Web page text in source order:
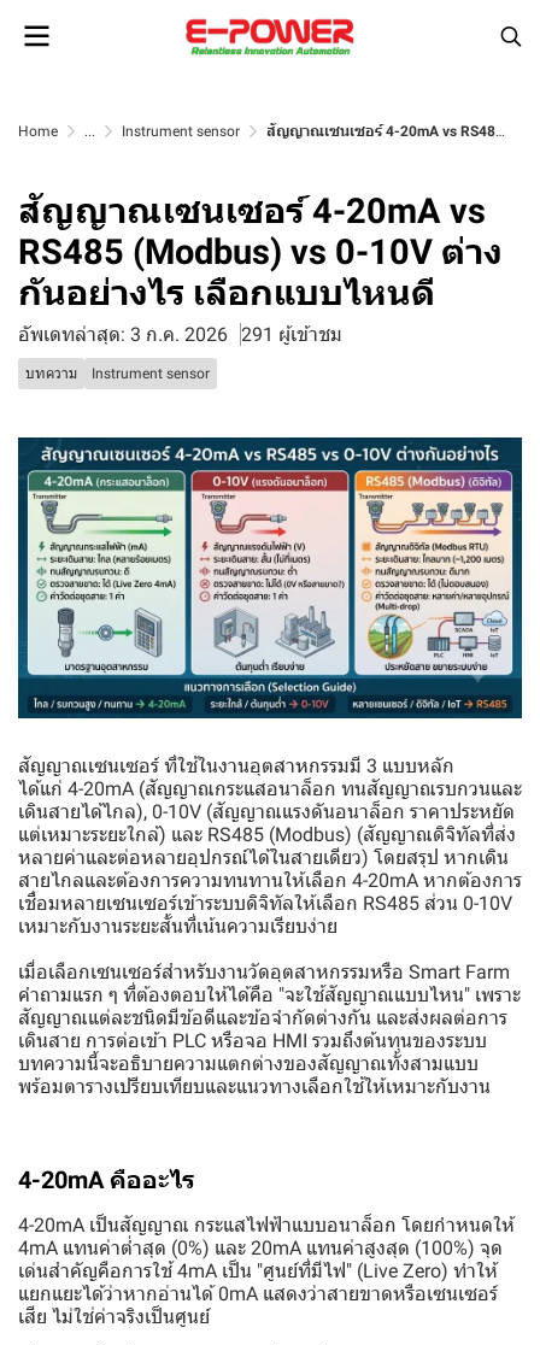
Home ... Instrument sensor สัญญาณเซนเซอร์ 4-20mA vs RS485 (Modbus) vs 0-10V ต่างกันอย่างไร เลือกแบบไหนดี
สัญญาณเซนเซอร์ 4-20mA vs
RS485 (Modbus) vs 0-10V ต่าง
กันอย่างไร เลือกแบบไหนดี
อัพเดทล่าสุด: 3 ก.ค. 2026 291 ผู้เข้าชม
บทความ Instrument sensor
สัญญาณเซนเซอร์ ที่ใช้ในงานอุตสาหกรรมมี 3 แบบหลัก
ได้แก่ 4-20mA (สัญญาณกระแสอนาล็อก ทนสัญญาณรบกวนและ
เดินสายได้ไกล), 0-10V (สัญญาณแรงดันอนาล็อก ราคาประหยัด
แต่เหมาะระยะใกล้) และ RS485 (Modbus) (สัญญาณดิจิทัลที่ส่ง
หลายค่าและต่อหลายอุปกรณ์ได้ในสายเดียว) โดยสรุป หากเดิน
สายไกลและต้องการความทนทานให้เลือก 4-20mA หากต้องการ
เชื่อมหลายเซนเซอร์เข้าระบบดิจิทัลให้เลือก RS485 ส่วน 0-10V
เหมาะกับงานระยะสั้นที่เน้นความเรียบง่าย
เมื่อเลือกเซนเซอร์สำหรับงานวัดอุตสาหกรรมหรือ Smart Farm
คำถามแรก ๆ ที่ต้องตอบให้ได้คือ "จะใช้สัญญาณแบบไหน" เพราะ
สัญญาณแต่ละชนิดมีข้อดีและข้อจำกัดต่างกัน และส่งผลต่อการ
เดินสาย การต่อเข้า PLC หรือจอ HMI รวมถึงต้นทุนของระบบ
บทความนี้จะอธิบายความแตกต่างของสัญญาณทั้งสามแบบ
พร้อมตารางเปรียบเทียบและแนวทางเลือกใช้ให้เหมาะกับงาน
4-20mA คืออะไร
4-20mA เป็นสัญญาณ กระแสไฟฟ้าแบบอนาล็อก โดยกำหนดให้
4mA แทนค่าต่ำสุด (0%) และ 20mA แทนค่าสูงสุด (100%) จุด
เด่นสำคัญคือการใช้ 4mA เป็น "ศูนย์ที่มีไฟ" (Live Zero) ทำให้
แยกแยะได้ว่าหากอ่านได้ 0mA แสดงว่าสายขาดหรือเซนเซอร์
เสีย ไม่ใช่ค่าจริงเป็นศูนย์